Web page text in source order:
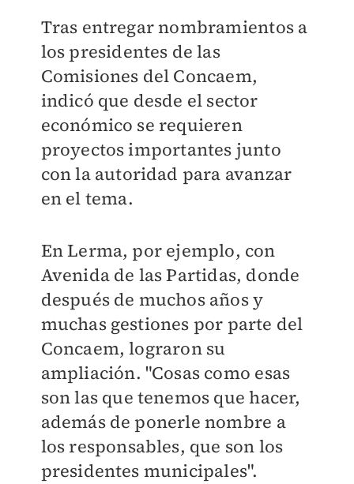
Tras entregar nombramientos a
los presidentes de las
Comisiones del Concaem,
indicó que desde el sector
económico se requieren
proyectos importantes junto
con la autoridad para avanzar
en el tema.
En Lerma, por ejemplo, con
Avenida de las Partidas, donde
después de muchos años y
muchas gestiones por parte del
Concaem, lograron su
ampliación. "Cosas como esas
son las que tenemos que hacer,
además de ponerle nombre a
los responsables, que son los
presidentes municipales".